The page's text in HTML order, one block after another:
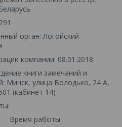
орган: Логойский
компании: 08.01.2018
книги замечаний и
Минск, улица Володько, 24 А,
(кабинет 14)
Время работы